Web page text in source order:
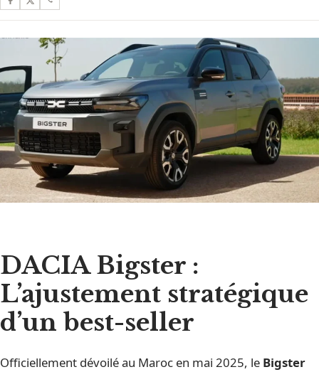
DACIA Bigster :
L’ajustement stratégique
d’un best-seller
Officiellement dévoilé au Maroc en mai 2025, le Bigster